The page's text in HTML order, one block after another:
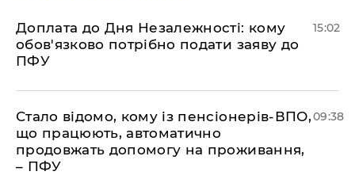
Доплата до Дня Незалежності: кому
обов'язково потрібно подати заяву до
ПФУ
15:02
Стало відомо, кому із пенсіонерів-ВПО,
що працюють, автоматично
продовжать допомогу на проживання,
– ПФУ
09:38